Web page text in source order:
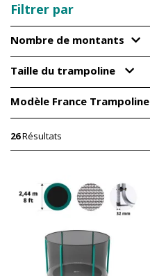
Filtrer par
Nombre de montants
Taille du trampoline
Modèle France Trampoline
26Résultats